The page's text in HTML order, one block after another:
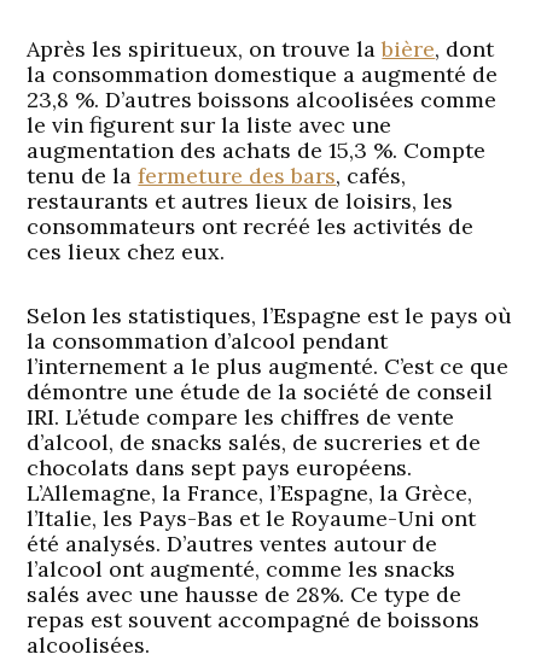
Après les spiritueux, on trouve labière, dont
la consommation domestique a augmenté de
23,8 %. D’autres boissons alcoolisées comme
le vin figurent sur la liste avec une
augmentation des achats de 15,3 %. Compte
tenu de lafermeture des bars, cafés,
restaurants et autres lieux de loisirs, les
consommateurs ont recréé les activités de
ces lieux chez eux.
Selon les statistiques, l’Espagne est le pays où
la consommation d’alcool pendant
l’internement a le plus augmenté. C’est ce que
démontre une étude de la société de conseil
IRI. L’étude compare les chiffres de vente
d’alcool, de snacks salés, de sucreries et de
chocolats dans sept pays européens.
L’Allemagne, la France, l’Espagne, la Grèce,
l’Italie, les Pays-Bas et le Royaume-Uni ont
été analysés. D’autres ventes autour de
l’alcool ont augmenté, comme les snacks
salés avec une hausse de 28%. Ce type de
repas est souvent accompagné de boissons
alcoolisées.